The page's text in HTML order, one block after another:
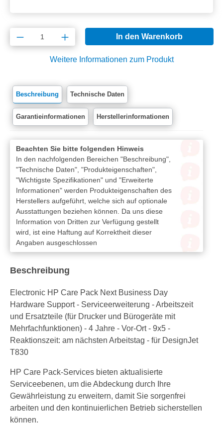
Produkt Anzahl: Gib den gewünschten
In den Warenkorb
Weitere Informationen zum Produkt
Beschreibung Technische Daten
Garantieinformationen Herstellerinformationen
Beachten Sie bitte folgenden Hinweis
In den nachfolgenden Bereichen "Beschreibung",
"Technische Daten", "Produkteigenschaften",
"Wichtigste Spezifikationen" und "Erweiterte
Informationen" werden Produkteigenschaften des
Herstellers aufgeführt, welche sich auf optionale
Ausstattungen beziehen können. Da uns diese
Information von Dritten zur Verfügung gestellt
wird, ist eine Haftung auf Korrektheit dieser
Angaben ausgeschlossen
Beschreibung
Electronic HP Care Pack Next Business Day
Hardware Support - Serviceerweiterung - Arbeitszeit
und Ersatzteile (für Drucker und Bürogeräte mit
Mehrfachfunktionen) - 4 Jahre - Vor-Ort - 9x5 -
Reaktionszeit: am nächsten Arbeitstag - für DesignJet
T830
HP Care Pack-Services bieten aktualisierte
Serviceebenen, um die Abdeckung durch Ihre
Gewährleistung zu erweitern, damit Sie sorgenfrei
arbeiten und den kontinuierlichen Betrieb sicherstellen
können.